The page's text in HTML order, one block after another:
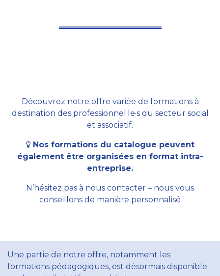
Découvrez notre offre variée de formations à
destination des professionnel·le·s du secteur social
et associatif.
Nos formations du catalogue peuvent
également être organisées en format intra-
entreprise.
N’hésitez pas à nous contacter – nous vous
conseillons de manière personnalisé
Une partie de notre offre, notamment les
formations pédagogiques, est désormais disponible